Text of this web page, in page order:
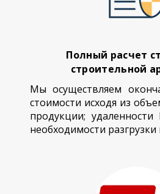
Полный расчет
строительной
Мы осуществляем
стоимости исходя из
продукции;
необходимости